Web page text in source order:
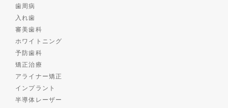
歯周病
入れ歯
審美歯科
ホワイトニング
予防歯科
矯正治療
アライナー矯正
インプラント
半導体レーザー